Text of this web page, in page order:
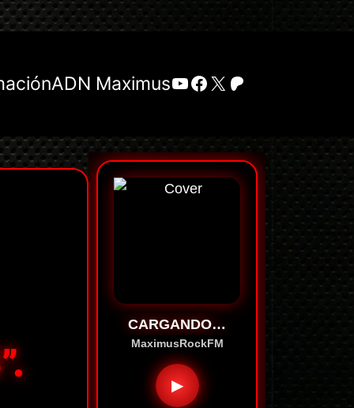
ADN MaximusYouTube
Facebook
X Patreon
CARGANDO…
MaximusRockFM
▶